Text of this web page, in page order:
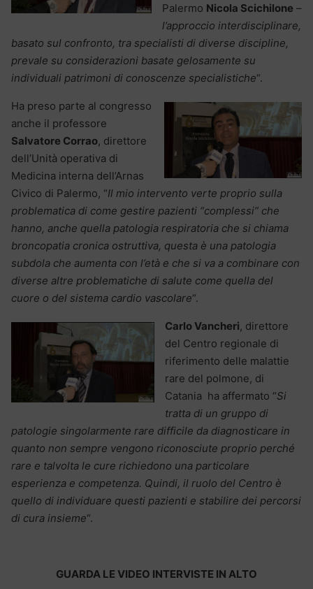
Palermo Nicola Scichilone –
l’approccio interdisciplinare,
basato sul confronto, tra specialisti di diverse discipline,
prevale su considerazioni basate gelosamente su
individuali patrimoni di conoscenze specialistiche“.
Ha preso parte al congresso
anche il professore
Salvatore Corrao, direttore
dell’Unità operativa di
Medicina interna dell’Arnas
Civico di Palermo, “Il mio intervento verte proprio sulla
problematica di come gestire pazienti “complessi” che
hanno, anche quella patologia respiratoria che si chiama
broncopatia cronica ostruttiva, questa è una patologia
subdola che aumenta con l’età e che si va a combinare con
diverse altre problematiche di salute come quella del
cuore o del sistema cardio vascolare“.
Carlo Vancheri, direttore
del Centro regionale di
riferimento delle malattie
rare del polmone, di
Catania ha affermato “Si
tratta di un gruppo di
patologie singolarmente rare difficile da diagnosticare in
quanto non sempre vengono riconosciute proprio perché
rare e talvolta le cure richiedono una particolare
esperienza e competenza. Quindi, il ruolo del Centro è
quello di individuare questi pazienti e stabilire dei percorsi
di cura insieme“.
GUARDA LE VIDEO INTERVISTE IN ALTO